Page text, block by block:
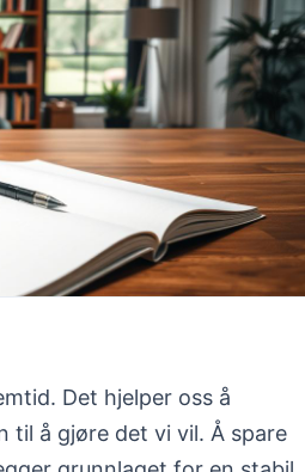
Det hjelper oss å
til å gjøre det vi vil. Å spare